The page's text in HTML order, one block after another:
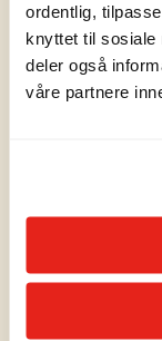
ordentlig,
knyttet til sosiale
deler også
våre partnere
Har du
Vil senteret være
Alternative
Vil
Kan man melde